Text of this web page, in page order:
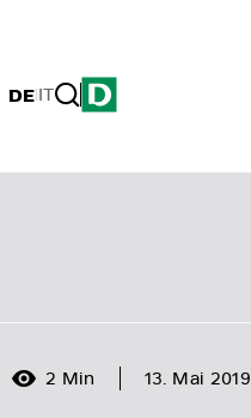
DE|IT
2 Min 13. Mai 2019